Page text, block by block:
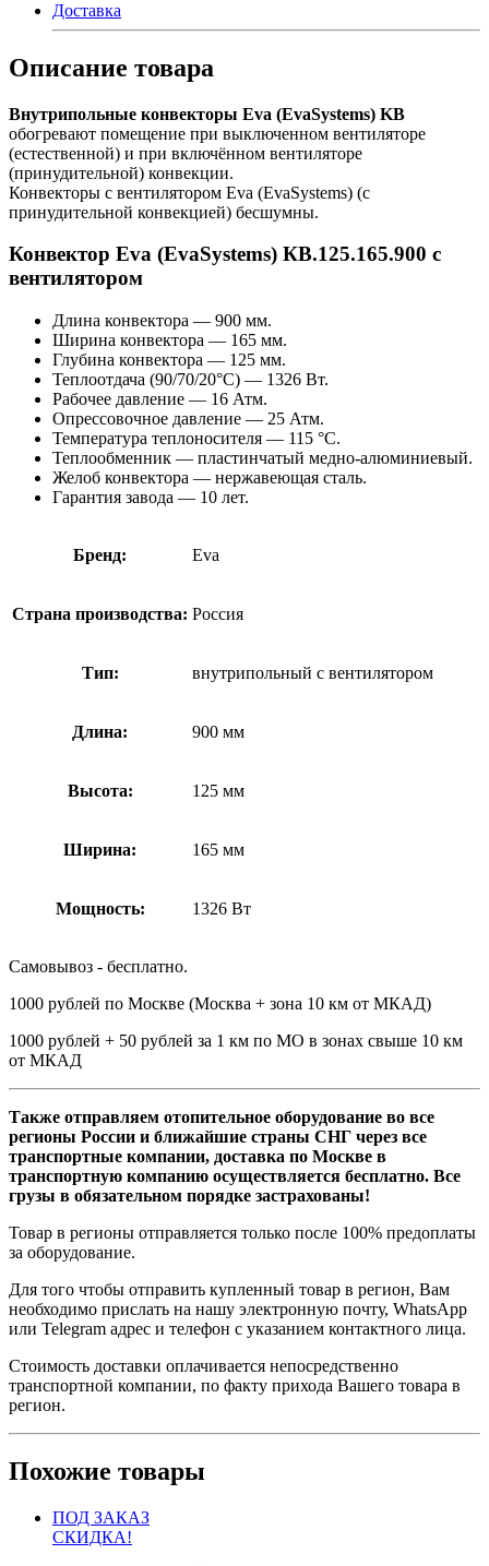
Доставка
Описание товара
Внутрипольные конвекторы Eva (EvaSystems) KB
обогревают помещение при выключенном вентиляторе
(естественной) и при включённом вентиляторе
(принудительной) конвекции.
Конвекторы с вентилятором Eva (EvaSystems) (с
принудительной конвекцией) бесшумны.
Конвектор Eva (EvaSystems) КВ.125.165.900 с
вентилятором
Длина конвектора — 900 мм.
Ширина конвектора — 165 мм.
Глубина конвектора — 125 мм.
Теплоотдача (90/70/20°С) — 1326 Вт.
Рабочее давление — 16 Атм.
Опрессовочное давление — 25 Атм.
Температура теплоносителя — 115 °С.
Теплообменник — пластинчатый медно-алюминиевый.
Желоб конвектора — нержавеющая сталь.
Гарантия завода — 10 лет.
Бренд: Eva
Страна производства: Россия
Тип: внутрипольный с вентилятором
Длина: 900 мм
Высота: 125 мм
Ширина: 165 мм
Мощность: 1326 Вт
Самовывоз - бесплатно.
1000 рублей по Москве (Москва + зона 10 км от МКАД)
1000 рублей + 50 рублей за 1 км по МО в зонах свыше 10 км
от МКАД
Также отправляем отопительное оборудование во все
регионы России и ближайшие страны СНГ через все
транспортные компании, доставка по Москве в
транспортную компанию осуществляется бесплатно. Все
грузы в обязательном порядке застрахованы!
Товар в регионы отправляется только после 100% предоплаты
за оборудование.
Для того чтобы отправить купленный товар в регион, Вам
необходимо прислать на нашу электронную почту, WhatsApp
или Telegram адрес и телефон с указанием контактного лица.
Стоимость доставки оплачивается непосредственно
транспортной компании, по факту прихода Вашего товара в
регион.
Похожие товары
ПОД ЗАКАЗ
СКИДКА!